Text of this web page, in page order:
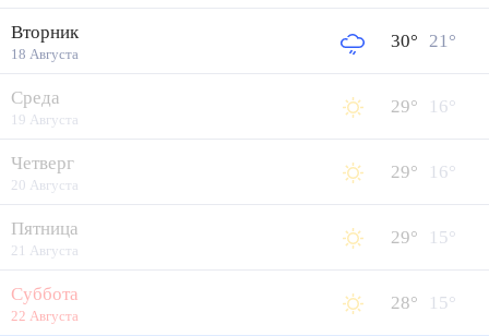
Вторник
18 Августа
30° 21°
Среда
19 Августа
29° 16°
Четверг
20 Августа
29° 16°
Пятница
21 Августа
29° 15°
Суббота
22 Августа
28° 15°